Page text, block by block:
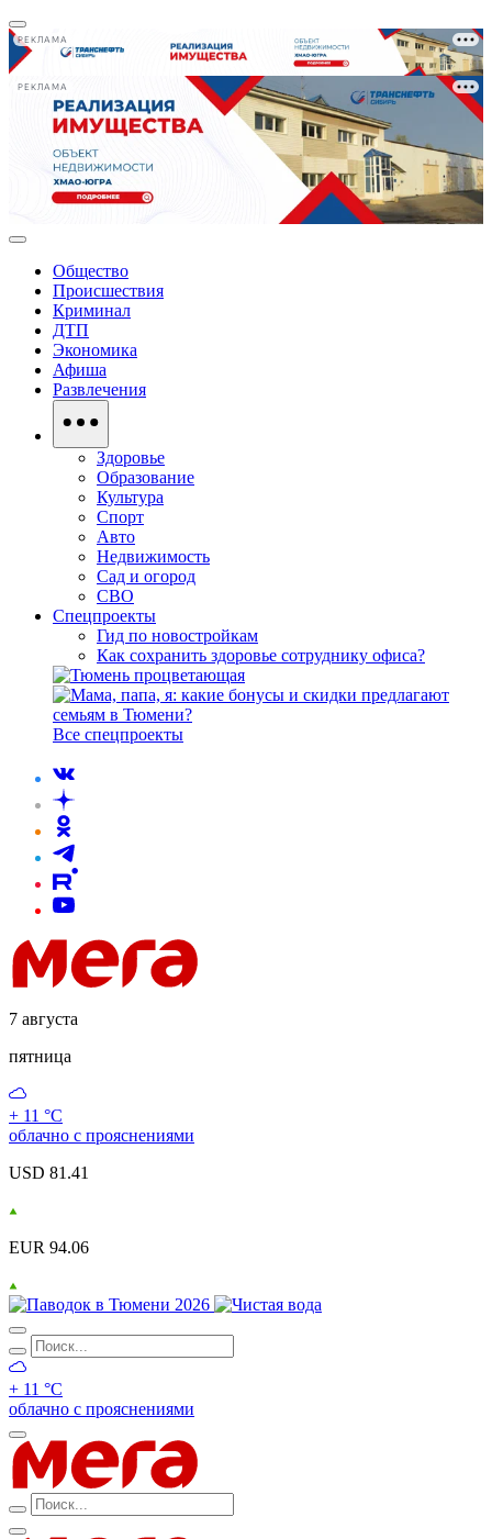
РЕКЛАМА
РЕКЛАМА
Общество
Происшествия
Криминал
ДТП
Экономика
Афиша
Развлечения
Здоровье
Образование
Культура
Спорт
Авто
Недвижимость
Сад и огород
СВО
Спецпроекты
Гид по новостройкам
Как сохранить здоровье сотруднику офиса?
Все спецпроекты
7 августа
пятница
+ 11 °С
облачно с прояснениями
USD 81.41
EUR 94.06
+ 11 °С
облачно с прояснениями